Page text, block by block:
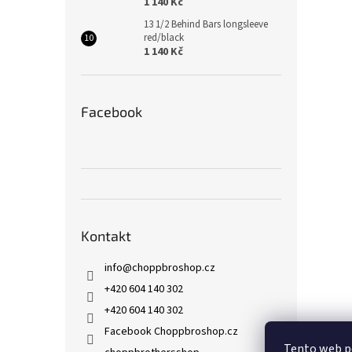
13 1/2 Behind Bars longsleeve
red/black
1 140 Kč
Facebook
Kontakt
info@choppbroshop.cz
+420 604 140 302
+420 604 140 302
Facebook Choppbroshop.cz